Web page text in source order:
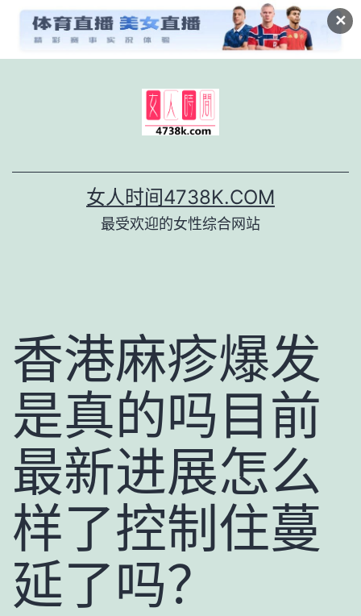
✕
女人时间4738K.COM
最受欢迎的女性综合网站
香港麻疹爆发
是真的吗目前
最新进展怎么
样了控制住蔓
延了吗？